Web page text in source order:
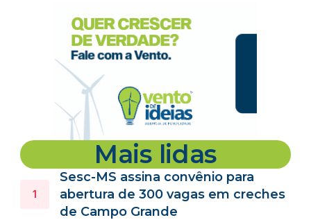
Mais lidas
Sesc-MS assina convênio para
abertura de 300 vagas em creches
de Campo Grande